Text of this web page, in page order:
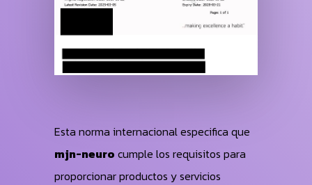
Esta norma internacional especifica que
mjn-neuro cumple los requisitos para
proporcionar productos y servicios